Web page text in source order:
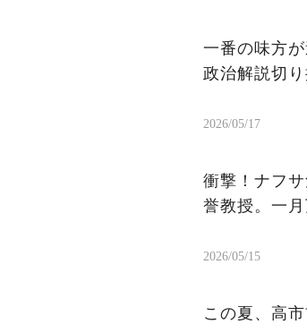
一番の味方
政治解説切り
2026/05/17
衝撃！ナフ
誉教授。一
2026/05/15
この夏、高